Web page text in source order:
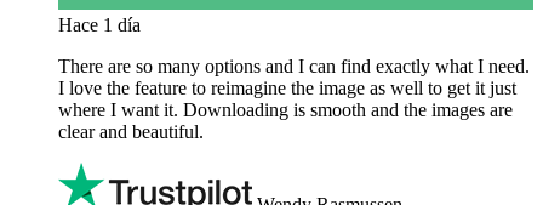
Hace 1 día
There are so many options and I can find exactly what I need.
I love the feature to reimagine the image as well to get it just
where I want it. Downloading is smooth and the images are
clear and beautiful.